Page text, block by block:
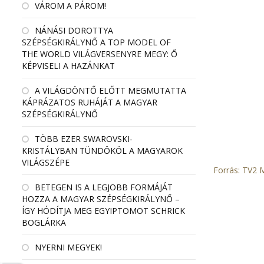
VÁROM A PÁROM!
NÁNÁSI DOROTTYA
SZÉPSÉGKIRÁLYNŐ A TOP MODEL OF
THE WORLD VILÁGVERSENYRE MEGY: Ő
KÉPVISELI A HAZÁNKAT
A VILÁGDÖNTŐ ELŐTT MEGMUTATTA
KÁPRÁZATOS RUHÁJÁT A MAGYAR
SZÉPSÉGKIRÁLYNŐ
TÖBB EZER SWAROVSKI-
KRISTÁLYBAN TÜNDÖKÖL A MAGYAROK
VILÁGSZÉPE
BETEGEN IS A LEGJOBB FORMÁJÁT
HOZZA A MAGYAR SZÉPSÉGKIRÁLYNŐ –
ÍGY HÓDÍTJA MEG EGYIPTOMOT SCHRICK
BOGLÁRKA
NYERNI MEGYEK!
Forrás: TV2